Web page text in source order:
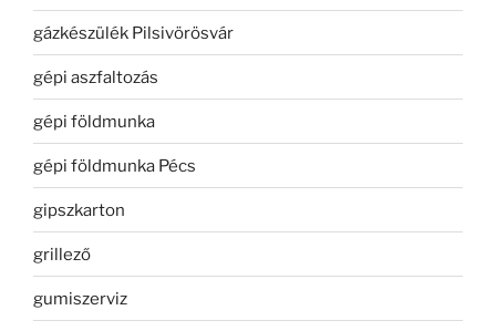
gázkészülék Pilsivörösvár
gépi aszfaltozás
gépi földmunka
gépi földmunka Pécs
gipszkarton
grillező
gumiszerviz